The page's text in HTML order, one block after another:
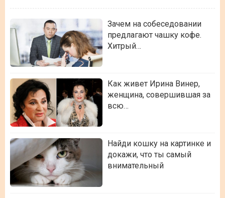
Зачем на собеседовании
предлагают чашку кофе.
Хитрый…
Как живет Ирина Винер,
женщина, совершившая за
всю…
Найди кошку на картинке и
докажи, что ты самый
внимательный